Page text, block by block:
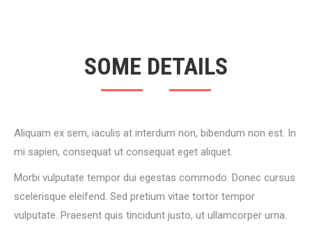
SOME DETAILS
Aliquam ex sem, iaculis at interdum non, bibendum non est. In
mi sapien, consequat ut consequat eget aliquet.
Morbi vulputate tempor dui egestas commodo. Donec cursus
scelerisque eleifend. Sed pretium vitae tortor tempor
vulputate. Praesent quis tincidunt justo, ut ullamcorper urna.